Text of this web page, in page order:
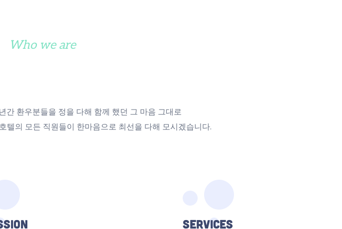
Who we are
간 환우분들을 정을 다해 함께 했던 그 마음 그대로
텔의 모든 직원들이 한마음으로 최선을 다해 모시겠습니다.
Services